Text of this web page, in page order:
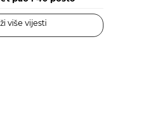
više vijesti